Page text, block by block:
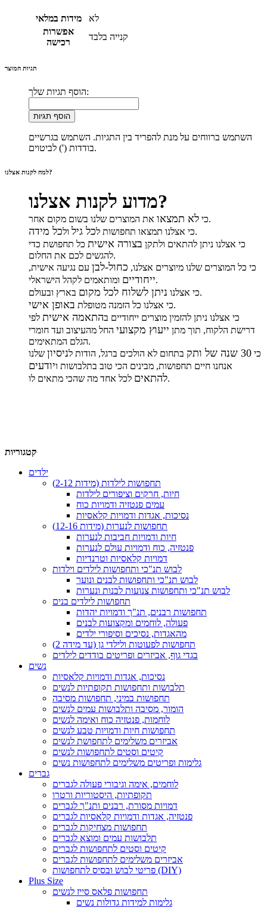
מידות במלאי
לא
אפשרות
רכישה
קנייה בלבד
תגיות המוצר
הוסף תגיות שלך:
הוסף תגיות
השתמש ברווחים על מנת להפריד בין התגיות. השתמש בגרשיים
בודדות (') לביטוים.
למה לקנות אצלנו?
מדוע לקנות אצלנו?
כי לא תמצאו
את המוצרים שלנו בשום מקום אחר.
כי אצלנו תמצאו תחפושות לכל גיל ולכל מידה
.
כי אצלנו ניתן להתאים ולתקן בצורה אישית כל תחפושת כדי
להגשים לכם את החלום.
כי כל המוצרים שלנו מיוצרים אצלנו, כחול-לבן עם נגיעה אישית,
ייחודייםומותאמים לקהל הישראלי.
כי אצלנו ניתן לשלוח לכל מקום
בארץ ובעולם.
כי אצלנו כל הזמנה מטופלת באופן אישי
.
כי אצלנו ניתן להזמין מוצרים ייחודיים בהתאמה אישית לפי
דרישת הלקוח, תוך מתן ייעוץ מקצועי החל מהעיצוב ועד חומרי
הגלם המתאימים.
כי 30 שנה של ותק בתחום לא הולכים ברגל, הודות לניסיון שלנו
אנחנו חיים תחפושות, מבינים הכי טוב בתלבושות ויודעים
להתאיםלכל אחד מה שהכי מתאים לו.
קטגוריות
ילדים
תחפושות לילדות (מידות 2-12)
חיות, חרקים וציפורים לילדות
עמים פנטזיה ודמויות כוח
נסיכות, אגדות ודמויות קלאסיות
תחפושות לנערות (מידות 12-16)
חיות ודמויות חביבות לנערות
פנטזיה, כוח ודמויות עולם לנערות
דמויות קלאסיות וטרנדיות
לבוש תנ"כי ותחפושות לילדים וילדות
לבוש תנ"כי ותחפושות לבנים ונוער
לבוש תנ"כי ותחפושות צנועות לבנות ונערות
תחפושות לילדים בנים
תחפושות רבנים, תנ"ך ודמויות יהדות
פעולה, לוחמים ומקצועות לבנים
מהאגדות, נסיכים וסיפורי ילדים
תחפושות לפעוטות ולילדי גן (עד מידה 2)
בגדי גוף, אביזרים ופריטים בודדים לילדים
נשים
נסיכות, אגדות ודמויות קלאסיות
תלבושות ותחפושות תקופתיות לנשים
תחפושות במיני, תחפושות מסיבה
הומור, מסיבה ותלבושות עמים לנשים
לוחמות, פנטזיה כוח ואימה לנשים
תחפושות חיות ודמויות טבע לנשים
אביזרים משלימים לתחפושת לנשים
קיטים וסטים לתחפושות לנשים
גלימות ופריטים משלימים לתחפושות נשים
גברים
לוחמים, אימה וגיבורי פעולה לגברים
תקופתיות, היסטוריות ורטרו
דמויות מסורת, רבנים ותנ"ך לגברים
פנטזיה, אגדות ודמויות קלאסיות לגברים
תחפושות מצחיקות לגברים
תלבושות עמים ומוצא לגברים
קיטים וסטים לתחפושות לגברים
אביזרים משלימים לתחפושות לגברים
פריטי לבוש ובסיס לתחפושות (DIY)
Plus Size
תחפושות פלאס סייז לנשים
גלימות למידות גדולות נשים